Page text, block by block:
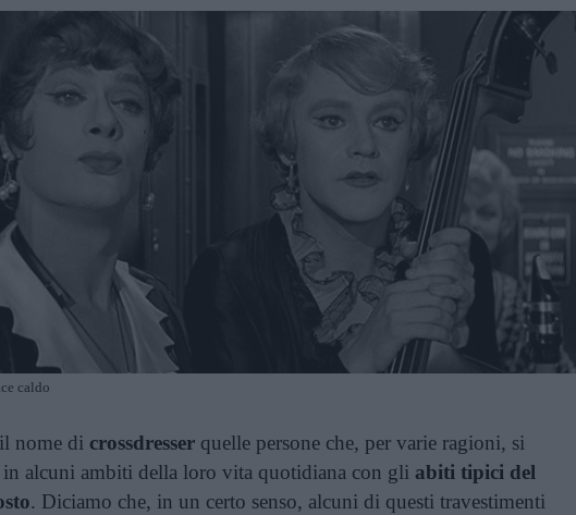
caldo
nome di crossdresser quelle persone che, per varie ragioni, si
in alcuni ambiti della loro vita quotidiana con gli abiti tipici del
. Diciamo che, in un certo senso, alcuni di questi travestimenti